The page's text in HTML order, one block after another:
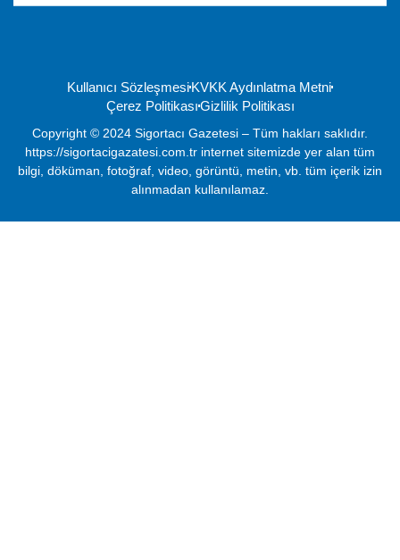
Kullanıcı SözleşmesiKVKK Aydınlatma Metni
Çerez PolitikasıGizlilik Politikası
Copyright © 2024 Sigortacı Gazetesi – Tüm hakları saklıdır.
https://sigortacigazatesi.com.tr internet sitemizde yer alan tüm
bilgi, döküman, fotoğraf, video, görüntü, metin, vb. tüm içerik izin
alınmadan kullanılamaz.